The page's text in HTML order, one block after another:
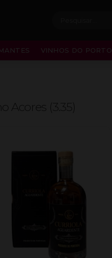
VINHOS DO PORTO
Acores (3.35)